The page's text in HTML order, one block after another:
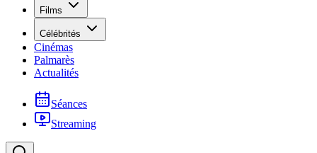
Films
Célébrités
Cinémas
Palmarès
Actualités
Séances
Streaming